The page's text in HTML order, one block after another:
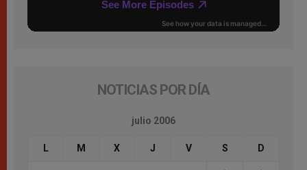
NOTICIAS POR DÍA
julio 2006
L M X J V S D